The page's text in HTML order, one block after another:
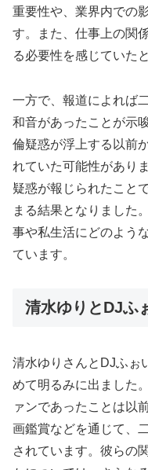
重要性や、業界内での
す。また、仕事上の関
る必要性を感じていた
一方で、報道によれば
和音があったことが示
倫疑惑が浮上する以前
れていた可能性があり
疑惑が報じられたこと
まる結果となりました
事や私生活にどのよう
ています。
清水ゆりとDJふ
清水ゆりさんとDJふぉ
めて明るみに出ました
ァンであったことは以
画鑑賞などを通じて、
されています。彼らの